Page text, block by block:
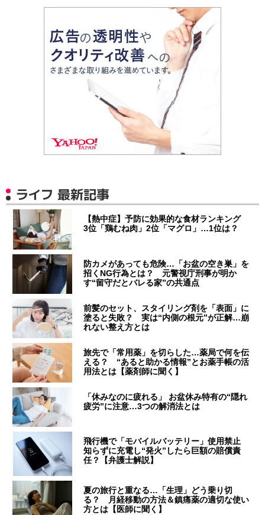
ライフ 最新記事
【熱中症】予防に効果的な食材ランキング
3位「鶏むね肉」2位「マグロ」…1位は？
防カメがあっても危険…「お盆の空き巣」を
招くNG行為とは？ 元警視庁刑事が明か
す“留守だとバレる家”の共通点
前髪のセット、スタイリング剤を「表面」に
塗ると失敗？ 実は“内側の根元”が正解…崩
れない整え方とは
旅先で「常用薬」を切らした…薬局で何を伝
える？ “あると助かる情報”とお薬手帳の活
用法とは【薬剤師に聞く】
「休みなのに疲れる」 お盆休み特有の“隠れ
疲労”に注意…3つの解消法とは
飛行機で「モバイルバッテリー」使用禁止
知らずに充電し“発火”したら巨額の賠償責
任？【弁護士解説】
夏の旅行と重なる…「生理」どう乗り切
る？ 月経移動の方法＆鎮痛薬の適切な使い
方とは【医師に聞く】